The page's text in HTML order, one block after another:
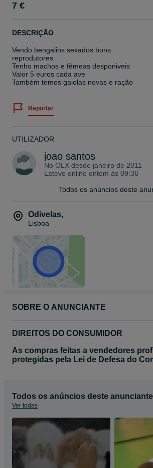
7 €
DESCRIÇÃO
Vendo bengalins sexados bons
reprodutores
Tenho machos e fêmeas desponiveis
Valor 5 euros cada ave
Também temos gaiolas novas e ração
Reportar
UTILIZADOR
joao santos
No OLX desde janeiro de 2011
Esteve online ontem às 09:36
Todos os anúncios deste
Odivelas,
Lisboa
SOBRE O ANUNCIANTE
DIREITOS DO CONSUMIDOR
As compras feitas a vendedores
protegidas pela Lei de Defesa do
Todos os anúncios deste anunciante
Ver todas